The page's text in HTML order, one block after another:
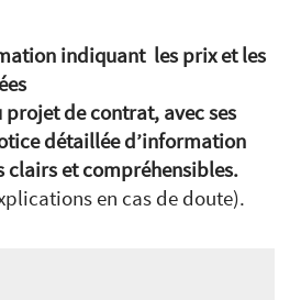
indiquant les prix et les
de contrat, avec ses
détaillée d’information
clairs et compréhensibles.
en cas de doute).